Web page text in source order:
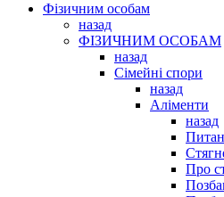
Фізичним особам
назад
ФІЗИЧНИМ ОСОБАМ
назад
Сімейні спори
назад
Аліменти
назад
Про